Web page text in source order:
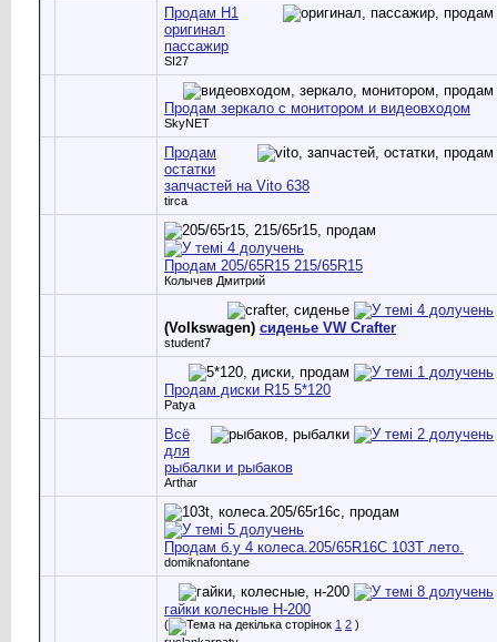
Продам H1
оригинал
пассажир
SI27
Продам зеркало с монитором и видеовходом
SkyNET
Продам
остатки
запчастей на Vito 638
tirca
Продам 205/65R15 215/65R15
Колычев Дмитрий
(Volkswagen) сиденье VW Crafter
student7
Продам диски R15 5*120
Patya
Всё
для
рыбалки и рыбаков
Arthar
Продам б.у 4 колеса.205/65R16C 103T лето.
domiknafontane
гайки колесные Н-200
( 1 2 )